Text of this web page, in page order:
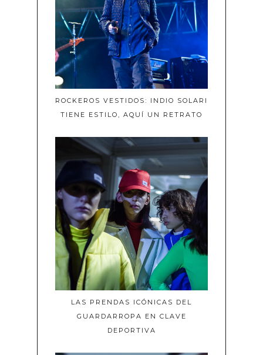
ROCKEROS VESTIDOS: INDIO SOLARI
TIENE ESTILO, AQUÍ UN RETRATO
LAS PRENDAS ICÓNICAS DEL
GUARDARROPA EN CLAVE
DEPORTIVA